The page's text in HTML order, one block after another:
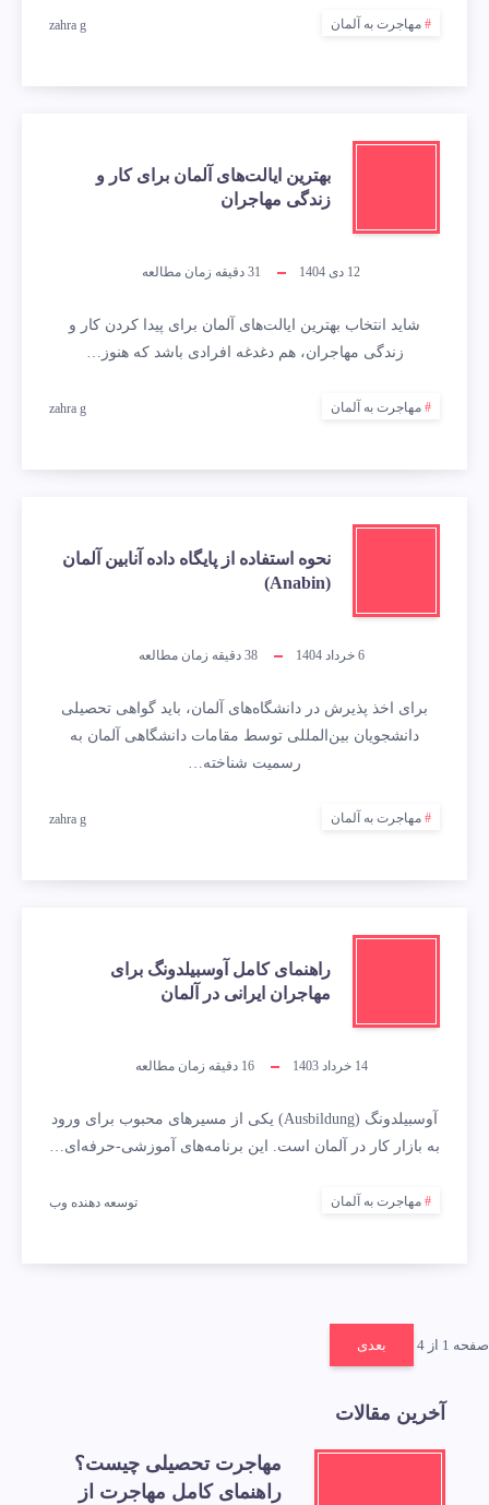
مهاجرت به آلمان zahra g
بهترین ایالت‌های آلمان برای کار و
زندگی مهاجران
12 دی 1404 31 دقیقه زمان مطالعه
شاید انتخاب بهترین ایالت‌های آلمان برای پیدا کردن کار و
زندگی مهاجران، هم دغدغه افرادی باشد که هنوز…
مهاجرت به آلمان zahra g
نحوه استفاده از پایگاه داده آنابین آلمان
(Anabin)
6 خرداد 1404 38 دقیقه زمان مطالعه
برای اخذ پذیرش در دانشگاه‌های آلمان، باید گواهی تحصیلی
دانشجویان بین‌المللی توسط مقامات دانشگاهی آلمان به
رسمیت شناخته…
مهاجرت به آلمان zahra g
راهنمای کامل آوسبیلدونگ برای
مهاجران ایرانی در آلمان
14 خرداد 1403 16 دقیقه زمان مطالعه
آوسبیلدونگ (Ausbildung) یکی از مسیرهای محبوب برای ورود
به بازار کار در آلمان است. این برنامه‌های آموزشی-حرفه‌ای…
مهاجرت به آلمان توسعه دهنده وب
صفحه 1 از 4 بعدی
آخرین مقالات
مهاجرت تحصیلی چیست؟
راهنمای کامل مهاجرت از